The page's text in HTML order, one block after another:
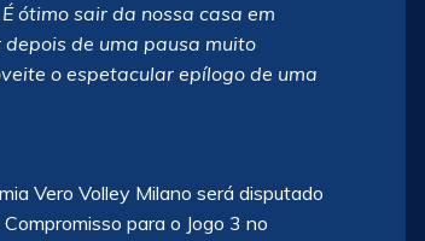
ótimo sair da nossa casa em
de uma pausa muito
o espetacular epílogo de uma
Vero Volley Milano será disputado
para o Jogo 3 no